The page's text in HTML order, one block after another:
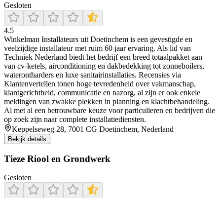
Gesloten
4.5
Winkelman Installateurs uit Doetinchem is een gevestigde en
veelzijdige installateur met ruim 60 jaar ervaring. Als lid van
Techniek Nederland biedt het bedrijf een breed totaalpakket aan –
van cv-ketels, airconditioning en dakbedekking tot zonneboilers,
waterontharders en luxe sanitairinstallaties. Recensies via
Klantenvertellen tonen hoge tevredenheid over vakmanschap,
klantgerichtheid, communicatie en nazorg, al zijn er ook enkele
meldingen van zwakke plekken in planning en klachtbehandeling.
Al met al een betrouwbare keuze voor particulieren en bedrijven die
op zoek zijn naar complete installatiediensten.
Keppelseweg 28, 7001 CG Doetinchem, Nederland
Bekijk details
Tieze Riool en Grondwerk
Gesloten